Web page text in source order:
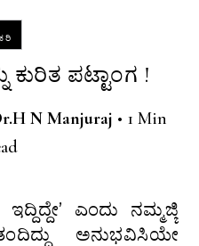
ಕುರಿತ ಪಟ್ಟಾಂಗ !
N Manjuraj • 1 Min
ಅನುಭವಿಸಿಯೇ